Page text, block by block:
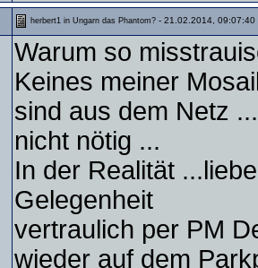
herbert1 in Ungarn das Phantom? - 21.02.2014, 09:07:40
Warum so
Keines meiner
sind aus dem Netz
nicht nötig ...
In der Realität
Gelegenheit
vertraulich per PM
wieder auf dem